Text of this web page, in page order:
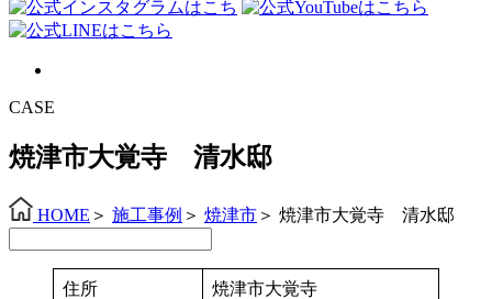
CASE
焼津市大覚寺 清水邸
HOME ＞ 施工事例 ＞ 焼津市 ＞ 焼津市大覚寺 清水邸
住所 焼津市大覚寺